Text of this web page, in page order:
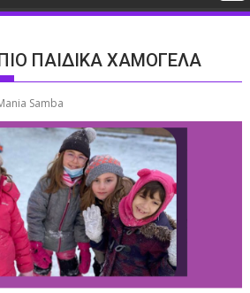
ΠΑΙΔΙΚΑ ΧΑΜΟΓΕΛΑ
Samba